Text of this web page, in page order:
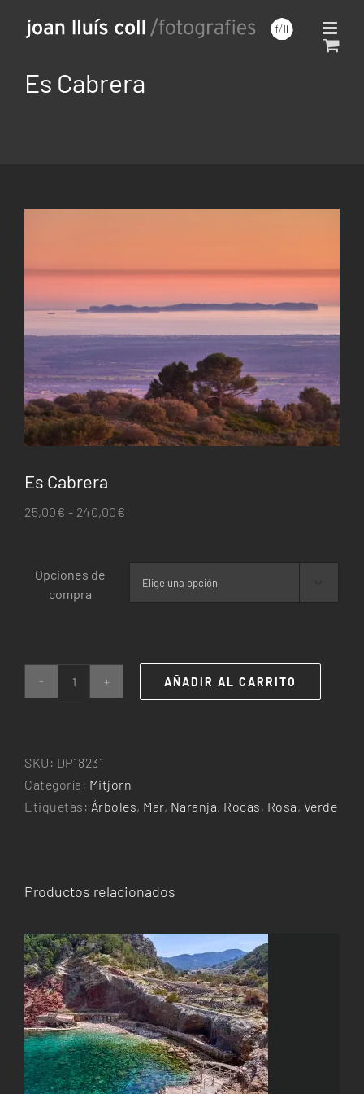
Es Cabrera
Es Cabrera
25,00€ - 240,00€
desde
25,00€
Opciones de
compra
Es
AÑADIR AL CARRITO
SKU: DP18231
Categoría: Mitjorn
Etiquetas: Árboles, Mar, Naranja, Rocas, Rosa, Verde
Productos relacionados
SELECCIONAR OPCIONESESTE
PRODUCTO
TIENE
MÚLTIPLES
VARIANTES.
/ DETALLES